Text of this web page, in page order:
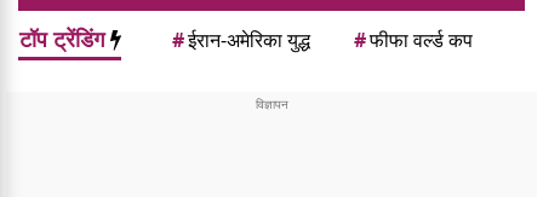
टॉप ट्रेंडिंग #ईरान-अमेरिका युद्ध #फीफा वर्ल्ड कप